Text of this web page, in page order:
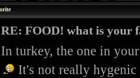
RE: FOOD! what is your
In turkey, the one in
It's not really